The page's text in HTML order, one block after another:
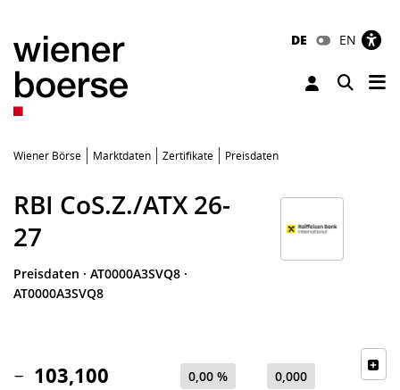
DE EN
Toggle
Wiener Börse Marktdaten Zertifikate Preisdaten
RBI CoS.Z./ATX 26-
27
Preisdaten · AT0000A3SVQ8 ·
AT0000A3SVQ8
103,100 0,00 % 0,000